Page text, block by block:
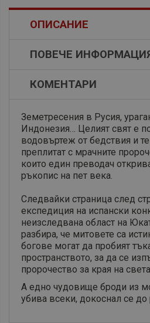
ОПИСАНИЕ
ПОВЕЧЕ
КОМЕНТАРИ
Земетресения в Русия,
Индонезия… Целият свят е
водовъртеж от бедствия и
преплитат с мрачните
които един преводач
ръкопис на пет века.
Следвайки страница след
експедиция на испански
неизследвана област на
разбира, че митовете са
богове могат да пробият
пространството, за да се
пророчество за края на
А едно чудовище броди из
убива всеки, докоснал се